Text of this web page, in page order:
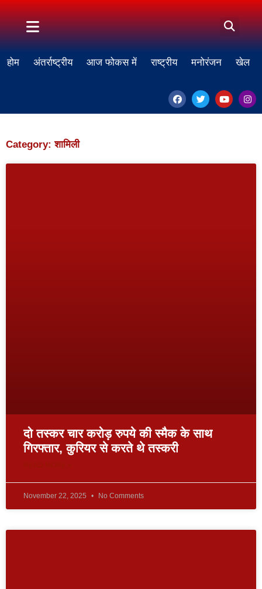
होम अंतर्राष्ट्रीय आज फोकस में राष्ट्रीय मनोरंजन खेल
Category: शामिली
दो तस्कर चार करोड़ रुपये की स्मैक के साथ
गिरफ्तार, कुरियर से करते थे तस्करी
November 22, 2025 No Comments